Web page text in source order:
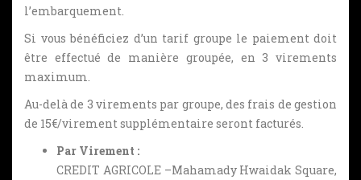
l’embarquement.
Si vous bénéficiez d’un tarif groupe le paiement doit
être effectué de manière groupée, en 3 virements
maximum.
Au-delà de 3 virements par groupe, des frais de gestion
de 15€/virement supplémentaire seront facturés.
Par Virement :
CREDIT AGRICOLE –Mahamady Hwaidak Square,